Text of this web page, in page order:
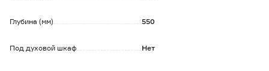
Глубина (мм) 550
Под духовой шкаф Нет